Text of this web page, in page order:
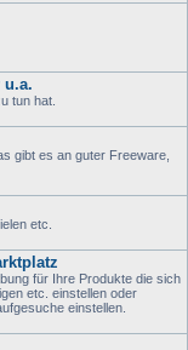
u.a.
tun hat.
gibt es an guter Freeware,
etc.
für Ihre Produkte die sich
etc. einstellen oder
einstellen.